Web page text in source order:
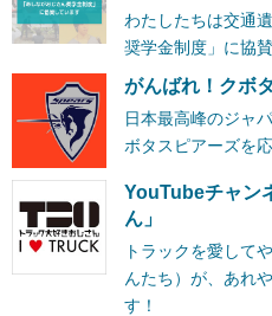
わたしたちは交通
奨学金制度」に協
がんばれ！クボ
日本最高峰のジャ
ボタスピアーズを
YouTubeチャン
ん」
トラックを愛して
んたち）が、あれ
す！